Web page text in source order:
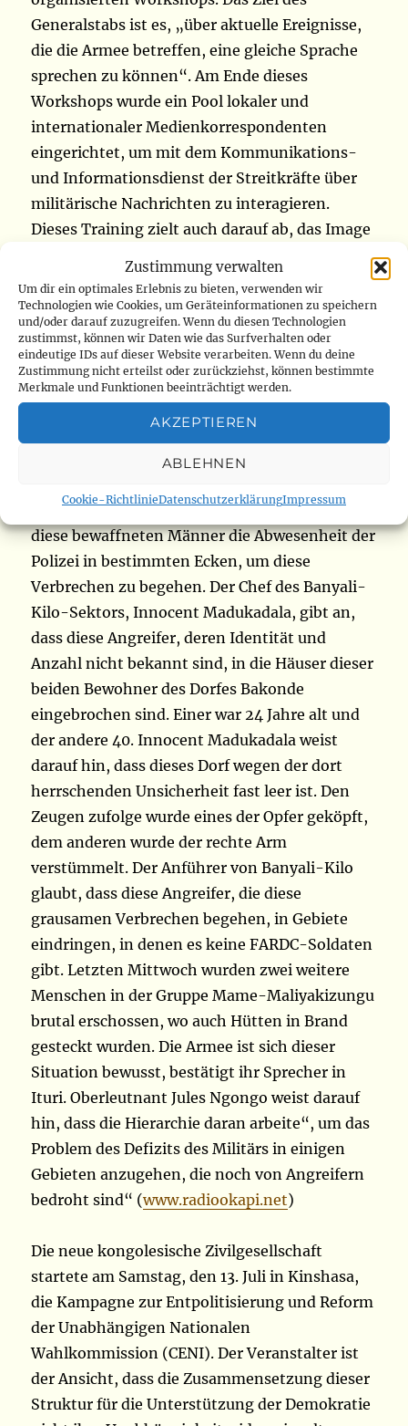
Zustimmung verwalten
Um dir ein optimales Erlebnis zu bieten, verwenden wir
Technologien wie Cookies, um Geräteinformationen zu speichern
und/oder darauf zuzugreifen. Wenn du diesen Technologien
zustimmst, können wir Daten wie das Surfverhalten oder
eindeutige IDs auf dieser Website verarbeiten. Wenn du deine
Zustimmung nicht erteilst oder zurückziehst, können bestimmte
Merkmale und Funktionen beeinträchtigt werden.
AKZEPTIEREN
ABLEHNEN
Cookie-RichtlinieDatenschutzerklärungImpressum
Generalstabs ist es, „über aktuelle Ereignisse,
die die Armee betreffen, eine gleiche Sprache
sprechen zu können“. Am Ende dieses
Workshops wurde ein Pool lokaler und
internationaler Medienkorrespondenten
eingerichtet, um mit dem Kommunikations-
und Informationsdienst der Streitkräfte über
militärische Nachrichten zu interagieren.
Dieses Training zielt auch darauf ab, das Image
Leon Richard Kasonga (www.radiookapi.net
Innerhalb einer Woche wurden im Gebiet
Banyali-Kilo (Djugu) vier Zivilisten von
Angreifern erschossen. Der Chef dieser
Gemeinde sagt, dass der letzte gemeldete Fall
Samstag, den 13. Juli, mit einer Machete in dem
Bakonde getötet wurden. Ihm zufolge nutzen
diese bewaffneten Männer die Abwesenheit der
Polizei in bestimmten Ecken, um diese
Verbrechen zu begehen. Der Chef des Banyali-
Kilo-Sektors, Innocent Madukadala, gibt an,
dass diese Angreifer, deren Identität und
Anzahl nicht bekannt sind, in die Häuser dieser
beiden Bewohner des Dorfes Bakonde
eingebrochen sind. Einer war 24 Jahre alt und
der andere 40. Innocent Madukadala weist
darauf hin, dass dieses Dorf wegen der dort
herrschenden Unsicherheit fast leer ist. Den
Zeugen zufolge wurde eines der Opfer geköpft,
dem anderen wurde der rechte Arm
verstümmelt. Der Anführer von Banyali-Kilo
glaubt, dass diese Angreifer, die diese
grausamen Verbrechen begehen, in Gebiete
eindringen, in denen es keine FARDC-Soldaten
gibt. Letzten Mittwoch wurden zwei weitere
Menschen in der Gruppe Mame-Maliyakizungu
brutal erschossen, wo auch Hütten in Brand
gesteckt wurden. Die Armee ist sich dieser
Situation bewusst, bestätigt ihr Sprecher in
Ituri. Oberleutnant Jules Ngongo weist darauf
hin, dass die Hierarchie daran arbeite“, um das
Problem des Defizits des Militärs in einigen
Gebieten anzugehen, die noch von Angreifern
bedroht sind“ (www.radiookapi.net)
Die neue kongolesische Zivilgesellschaft
startete am Samstag, den 13. Juli in Kinshasa,
die Kampagne zur Entpolitisierung und Reform
der Unabhängigen Nationalen
Wahlkommission (CENI). Der Veranstalter ist
der Ansicht, dass die Zusammensetzung dieser
Struktur für die Unterstützung der Demokratie